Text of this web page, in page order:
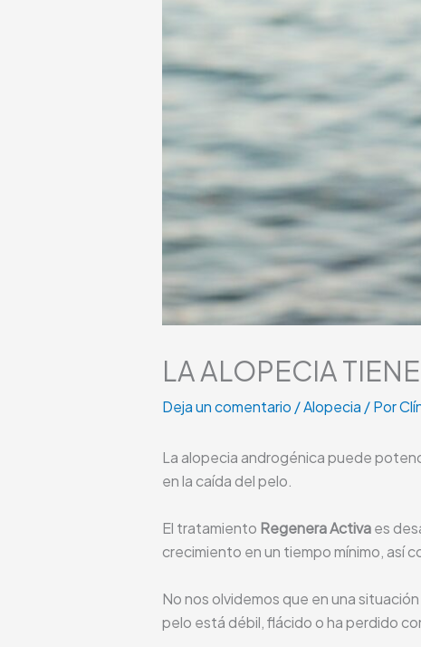
LA ALOPECIA
Deja un comentario /Alopecia / Por
La alopecia androgénica puede
en la caída del pelo.
El tratamiento Regenera Activaes
crecimiento en un tiempo mínimo, así
No nos olvidemos que en una
pelo está débil, flácido o ha perdido